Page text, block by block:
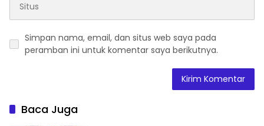
Simpan nama, email, dan situs web saya pada
peramban ini untuk komentar saya berikutnya.
Baca Juga